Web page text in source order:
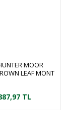
MOOR
LEAF MONT
TL